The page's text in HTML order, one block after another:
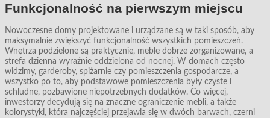
Funkcjonalność na pierwszym miejscu
Nowoczesne domy projektowane i urządzane są w taki sposób, aby
maksymalnie zwiększyć funkcjonalność wszystkich pomieszczeń.
Wnętrza podzielone są praktycznie, meble dobrze zorganizowane, a
strefa dzienna wyraźnie oddzielona od nocnej. W domach często
widzimy, garderoby, spiżarnie czy pomieszczenia gospodarcze, a
wszystko po to, aby podstawowe pomieszczenia były czyste i
schludne, pozbawione niepotrzebnych dodatków. Co więcej,
inwestorzy decydują się na znaczne ograniczenie mebli, a także
kolorystyki, która najczęściej przejawia się w dwóch barwach, czerni